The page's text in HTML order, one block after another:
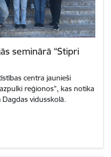
seminārā “Stipri
centra jaunieši
reģionos”, kas notika
vidusskolā.